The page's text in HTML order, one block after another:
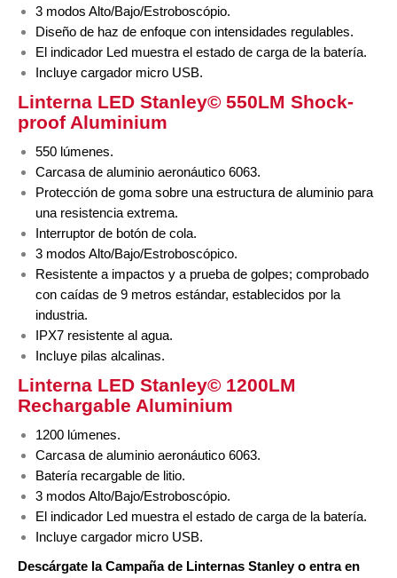
3 modos Alto/Bajo/Estroboscópio.
Diseño de haz de enfoque con intensidades regulables.
El indicador Led muestra el estado de carga de la batería.
Incluye cargador micro USB.
Linterna LED Stanley© 550LM Shock-
proof Aluminium
550 lúmenes.
Carcasa de aluminio aeronáutico 6063.
Protección de goma sobre una estructura de aluminio para
una resistencia extrema.
Interruptor de botón de cola.
3 modos Alto/Bajo/Estroboscópico.
Resistente a impactos y a prueba de golpes; comprobado
con caídas de 9 metros estándar, establecidos por la
industria.
IPX7 resistente al agua.
Incluye pilas alcalinas.
Linterna LED Stanley© 1200LM
Rechargable Aluminium
1200 lúmenes.
Carcasa de aluminio aeronáutico 6063.
Batería recargable de litio.
3 modos Alto/Bajo/Estroboscópio.
El indicador Led muestra el estado de carga de la batería.
Incluye cargador micro USB.
Descárgate la Campaña de Linternas Stanley o entra en